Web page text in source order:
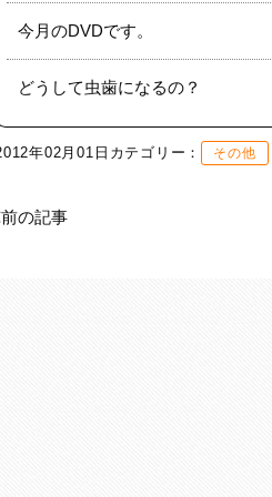
今月のDVDです。
どうして虫歯になるの？
年02月01日 カテゴリー： その他
前の記事